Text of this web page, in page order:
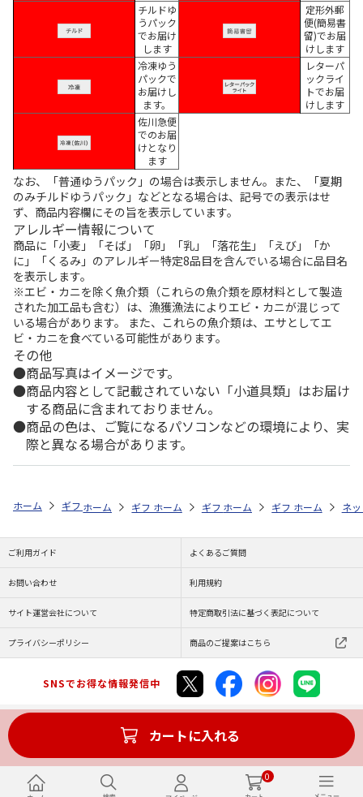
0
チルドゆ
うパック
でお届け
します
定形外郵
便(簡易書
留)でお届
けします
冷凍ゆう
パックで
お届けし
ます。
レターパ
ックライ
トでお届
けします
佐川急便
でのお届
けとなり
ます
なお、「普通ゆうパック」の場合は表示しません。また、「夏期
のみチルドゆうパック」などとなる場合は、記号での表示はせ
ず、商品内容欄にその旨を表示しています。
アレルギー情報について
商品に「小麦」「そば」「卵」「乳」「落花生」「えび」「か
に」「くるみ」のアレルギー特定8品目を含んでいる場合に品目名
を表示します。
※エビ・カニを除く魚介類（これらの魚介類を原材料として製造
された加工品も含む）は、漁獲漁法によりエビ・カニが混じって
いる場合があります。 また、これらの魚介類は、エサとしてエ
ビ・カニを食べている可能性があります。
その他
商品写真はイメージです。
商品内容として記載されていない「小道具類」はお届け
する商品に含まれておりません。
商品の色は、ご覧になるパソコンなどの環境により、実
際と異なる場合があります。
カートに入れる
ホーム ギフトストア お中元・夏ギフト特集 2026 贈る相手から探す
ホーム ギフトストア お中元・夏ギフト特集 2026
ホーム ギフトストア お中元・夏ギフト
ホーム ギフトストア お
ホーム ネ
ご利用ガイド よくあるご質問
お問い合わせ 利用規約
サイト運営会社について 特定商取引法に基づく表記について
プライバシーポリシー 商品のご提案はこちら
SNSでお得な情報発信中